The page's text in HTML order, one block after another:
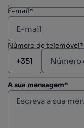
E-mail*
Número de telemóvel*
A sua mensagem*